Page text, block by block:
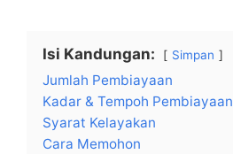
Isi Kandungan: Simpan
Jumlah Pembiayaan
Kadar & Tempoh Pembiayaan
Syarat Kelayakan
Cara Memohon